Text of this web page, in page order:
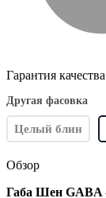
Гарантия качества
Другая фасовка
Целый блин
Обзор
Габа Шен GABA